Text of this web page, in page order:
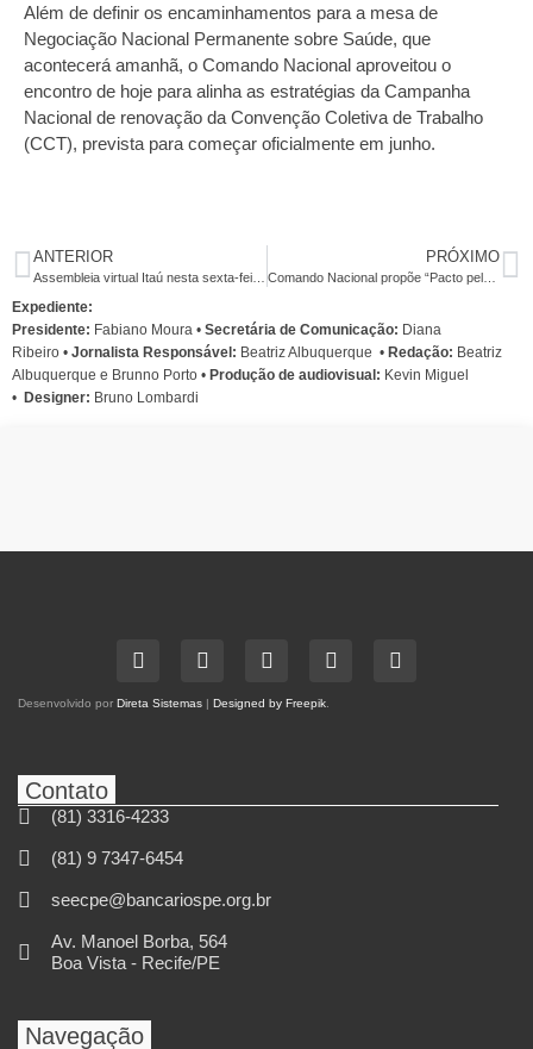
Além de definir os encaminhamentos para a mesa de
Negociação Nacional Permanente sobre Saúde, que
acontecerá amanhã, o Comando Nacional aproveitou o
encontro de hoje para alinha as estratégias da Campanha
Nacional de renovação da Convenção Coletiva de Trabalho
(CCT), prevista para começar oficialmente em junho.
ANTERIOR
Assembleia virtual Itaú nesta sexta-feira (15)
PRÓXIMO
Comando Nacional propõe “Pacto pela saúde dos bancários”
Expediente:
Presidente: Fabiano Moura • Secretária de Comunicação: Diana
Ribeiro • Jornalista Responsável: Beatriz Albuquerque • Redação: Beatriz
Albuquerque e Brunno Porto • Produção de audiovisual: Kevin Miguel
• Designer: Bruno Lombardi
Desenvolvido por Direta Sistemas | Designed by Freepik
Contato
(81) 3316-4233
(81) 9 7347-6454
seecpe@bancariospe.org.br
Av. Manoel Borba, 564
Boa Vista - Recife/PE
Navegação